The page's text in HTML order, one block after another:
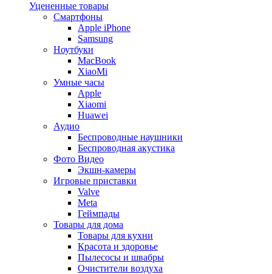
Уцененные товары
Cмартфоны
Apple iPhone
Samsung
Ноутбуки
MacBook
XiaoMi
Умные часы
Apple
Xiaomi
Huawei
Аудио
Беспроводные наушники
Беспроводная акустика
Фото Видео
Экшн-камеры
Игровые приставки
Valve
Meta
Геймпады
Товары для дома
Товары для кухни
Красота и здоровье
Пылесосы и швабры
Очистители воздуха